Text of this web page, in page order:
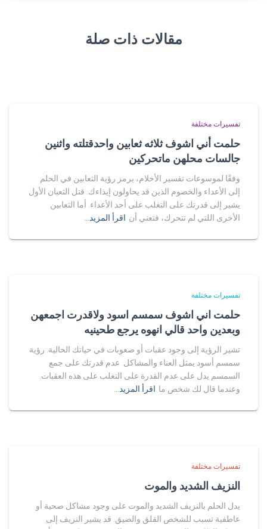
مقالات ذات صلة
تفسيرات مختلفة
حلمت أني اشوف ثلاثه ثعابين واحدقتلته واثنين
جالسات محلهن ماتحركين
وفقًا لموسوعات تفسير الأحلام، يرمز رؤية الثعابين في الحلم
إلى الأعداء والخصوم الذين قد يحاولون إيذاءك. قتل الثعبان الأول
يشير إلى قدرتك على التغلب على أحد الأعداء. أما الثعابين
الأخرى اللتي لم تتحرك، فتعني أن اقرأ المزيد…
تفسيرات مختلفة
حلمت اني اشوف سمسم اسود ولاقدرت اجمعهن
وبعدين واحد قالي انهوه يرجع طحينيه
تشير الرؤية إلى وجود عقبات أو صعوبات في حياتك الحالية. رؤية
سمسم أسود يمثل العناء والمشاكل. عدم قدرتك على جمع
السمسم يدل على عدم القدرة على التغلب على هذه العقبات.
وعندما قال لك شخص ما اقرأ المزيد…
تفسيرات مختلفة
النزيف الشديد والموت
يدل الحلم بالنزيف الشديد والموت على وجود مشاكل صحية أو
عاطفية تسبب للشخص القلق والضيق. قد يشير النزيف إلى